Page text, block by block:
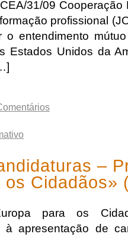
31/09 Cooperação
profissional
o entendimento
Estados Unidos da
–
os Cidadãos»
para os
à apresentação de